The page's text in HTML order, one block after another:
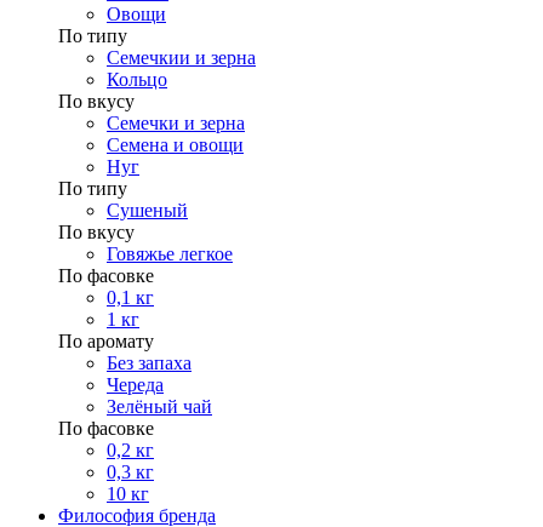
Овощи
По типу
Семечкии и зерна
Кольцо
По вкусу
Семечки и зерна
Семена и овощи
Нуг
По типу
Сушеный
По вкусу
Говяжье легкое
По фасовке
0,1 кг
1 кг
По аромату
Без запаха
Череда
Зелёный чай
По фасовке
0,2 кг
0,3 кг
10 кг
Философия бренда